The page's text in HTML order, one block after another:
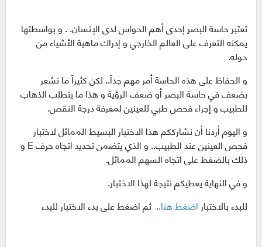
تعتبر حاسة البصر إحدى أهم الحواس لدى الإنسان. . و بواسطتها
يمكنه التعرف على العالم الخارجي و إدراك ماهية الأشياء من
حوله.
و الحفاظ على هذه الحاسة أمر مهم جداً.. لكن كثيراً ما نشعر
بضعف في حاسة البصر أو ضعف الرؤية و هذا ما يتطلب الذهاب
للطبيب و إجراء فحص طبي للعينين لمعرفة درجة النقص.
و اليوم أردنا أن نشارككم هذا الاختبار البسيط المماثل لاختبار
فحص العينين عند الطبيب.. و الذي يتضمن تحديد اتجاه حرف E و
ذلك بالضغط على اتجاه السهم المماثل.
و في النهاية يعطيكم نتيجة لهذا الاختبار.
للبدء بالاختباراضغط هنا.. ثم اضغط على بدء الاختبارللبدء